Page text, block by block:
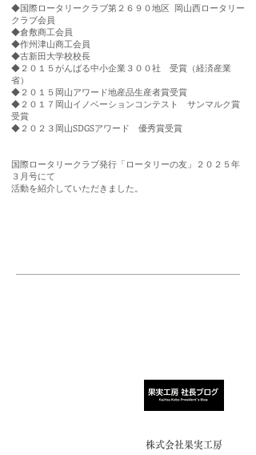
◆国際ロータリークラブ第２６９０地区 岡山西ロータリー
クラブ会員
◆倉敷商工会員
◆作州津山商工会員
​◆古新田大学校校長
◆２０１５がんばる中小企業３００社 受賞（経済産業
省）
◆２０１５岡山アワード地産品生産者賞受賞
​◆２０１７岡山イノベーションコンテスト サンマルク賞
受賞
​◆２０２３岡山SDGSアワード 優秀賞受賞
​国際ロータリークラブ発行「ロータリーの友」２０２５年
３月号にて
活動を紹介していただきました。
株式会社果実工房